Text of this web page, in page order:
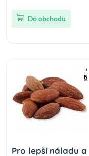
Do obchodu
Pro lepší náladu a